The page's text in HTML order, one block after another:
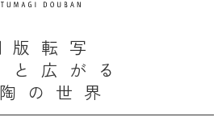
版転写
と広がる
の世界